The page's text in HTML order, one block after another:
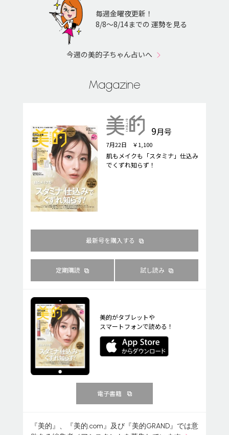
毎週金曜夜更新！
8/8〜8/14までの 運勢を見る
今週の美的子ちゃん占いへ
Magazine
9月号
7月22日 ￥1,100
肌もメイクも「スタミナ」仕込み
でくずれ知らず！
最新号を購入する
定期購読 試し読み
美的がタブレットや
スマートフォンで読める！
電子書籍
『美的』、『美的.com』及び『美的GRAND』では意